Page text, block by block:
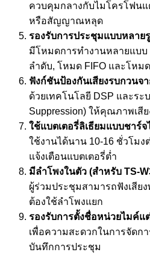
ควบคุมกลางกับไมโครโฟน
หรือสัญญาณหลุด
รองรับการประชุมแบบหลาย
มีโหมดการทำงานหลายแบ
ลำดับ, โหมด FIFO และโหม
ฟังก์ชันป้องกันเสียงรบกวนจ
ด้วยเทคโนโลยี DSP และระ
Suppression) ให้คุณภาพเสีย
ใช้แบตเตอรี่ลิเธียมแบบชาร์จ
ใช้งานได้นาน 10-16 ชั่วโม
แจ้งเตือนแบตเตอรี่ต่ำ
มีลำโพงในตัว (สำหรับ TS-
ผู้ร่วมประชุมสามารถฟังเสีย
ต้องใช้ลำโพงแยก
รองรับการตั้งชื่อหน่วยไมค์แ
เพื่อความสะดวกในการจัดก
บันทึกการประชุม